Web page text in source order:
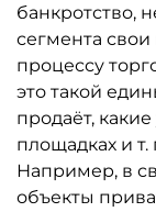
банкротство,
сегмента
процессу
это такой
продаёт,
площадках и
Например, в
объекты